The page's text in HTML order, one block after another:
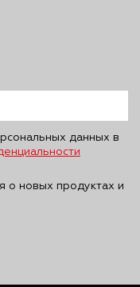
данных в
о новых продуктах и